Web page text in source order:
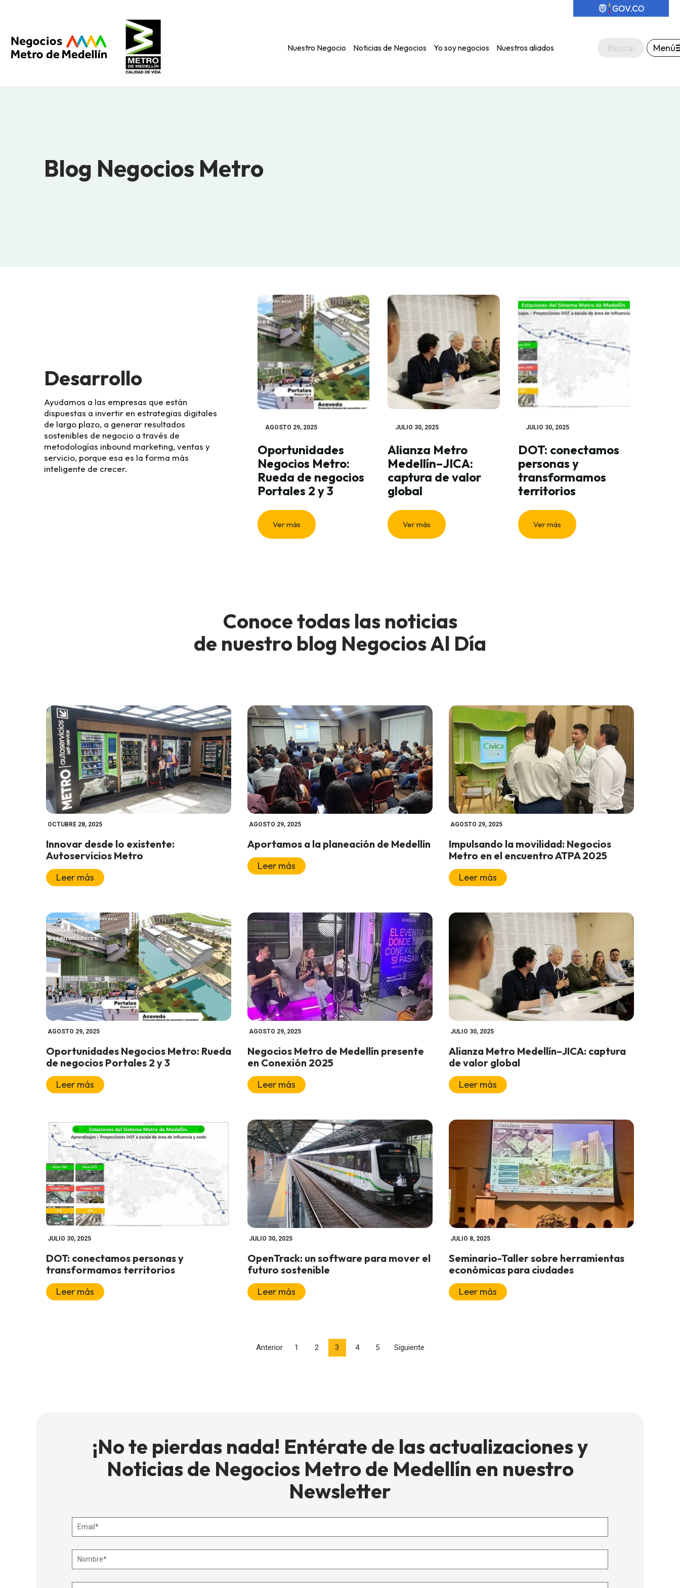
Nuestro Negocio Noticias de Negocios Yo soy negocios Nuestros aliados Menú
Blog Negocios Metro
Desarrollo
Ayudamos a las empresas que están
dispuestas a invertir en estrategias digitales
de largo plazo, a generar resultados
sostenibles de negocio a través de
metodologías inbound marketing, ventas y
servicio, porque esa es la forma más
inteligente de crecer.
AGOSTO 29, 2025
Oportunidades
Negocios Metro:
Rueda de negocios
Portales 2 y 3
Ver más
JULIO 30, 2025
Alianza Metro
Medellín–JICA:
captura de valor
global
Ver más
JULIO 30, 2025
DOT: conectamos
personas y
transformamos
territorios
Ver más
Conoce todas las noticias
de nuestro blog Negocios Al Día
OCTUBRE 28, 2025
Innovar desde lo existente:
Autoservicios Metro
Leer más
AGOSTO 29, 2025
Aportamos a la planeación de Medellín
Leer más
AGOSTO 29, 2025
Impulsando la movilidad: Negocios
Metro en el encuentro ATPA 2025
Leer más
AGOSTO 29, 2025
Oportunidades Negocios Metro: Rueda
de negocios Portales 2 y 3
Leer más
AGOSTO 29, 2025
Negocios Metro de Medellín presente
en Conexión 2025
Leer más
JULIO 30, 2025
Alianza Metro Medellín–JICA: captura
de valor global
Leer más
JULIO 30, 2025
DOT: conectamos personas y
transformamos territorios
Leer más
JULIO 30, 2025
OpenTrack: un software para mover el
futuro sostenible
Leer más
JULIO 8, 2025
Seminario-Taller sobre herramientas
económicas para ciudades
Leer más
Anterior 1 2 3 4 5 Siguiente
¡No te pierdas nada! Entérate de las actualizaciones y
Noticias de Negocios Metro de Medellín en nuestro
Newsletter